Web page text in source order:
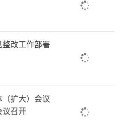
改工作部署
扩大）会议
议召开